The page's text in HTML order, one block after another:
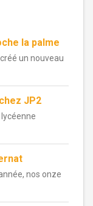
la palme
un nouveau
JP2
nos onze